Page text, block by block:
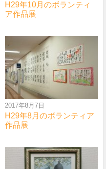
H29年10月のボランティ
ア作品展
2017年8月7日
H29年8月のボランティア
作品展